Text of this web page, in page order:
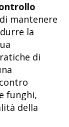
mantenere
la
di
funghi,
della